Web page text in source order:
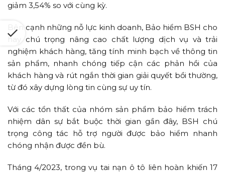
giảm 3,54% so với cùng kỳ.
Bên cạnh những nỗ lực kinh doanh, Bảo hiểm BSH cho
hay chú trọng nâng cao chất lượng dịch vụ và trải
nghiệm khách hàng, tăng tính minh bạch về thông tin
sản phẩm, nhanh chóng tiếp cận các phản hồi của
khách hàng và rút ngắn thời gian giải quyết bồi thường,
từ đó xây dựng lòng tin cùng sự uy tín.
Với các tổn thất của nhóm sản phẩm bảo hiểm trách
nhiệm dân sự bắt buộc thời gian gần đây, BSH chú
trọng công tác hỗ trợ người được bảo hiểm nhanh
chóng nhận được đền bù.
Tháng 4/2023, trong vụ tai nạn ô tô liên hoàn khiến 17